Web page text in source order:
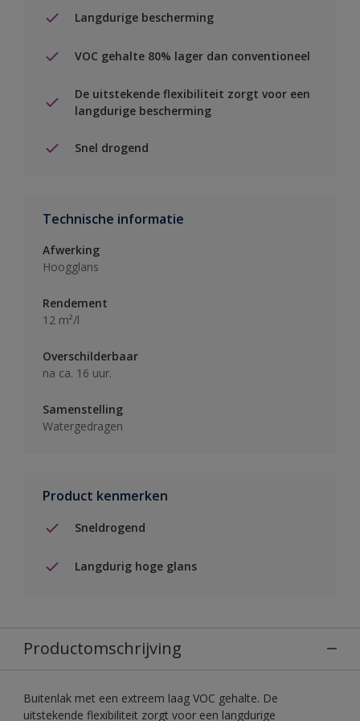
Langdurige bescherming
VOC gehalte 80% lager dan conventioneel
De uitstekende flexibiliteit zorgt voor een
langdurige bescherming
Snel drogend
Technische informatie
Afwerking
Hoogglans
Rendement
12 m²/l
Overschilderbaar
na ca. 16 uur.
Samenstelling
Watergedragen
Product kenmerken
Sneldrogend
Langdurig hoge glans
Productomschrijving
Buitenlak met een extreem laag VOC gehalte. De
uitstekende flexibiliteit zorgt voor een langdurige